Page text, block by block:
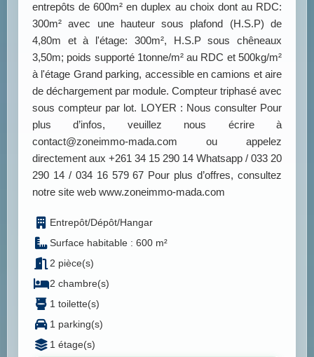
entrepôts de 600m² en duplex au choix dont au RDC:
300m² avec une hauteur sous plafond (H.S.P) de
4,80m et à l'étage: 300m², H.S.P sous chêneaux
3,50m; poids supporté 1tonne/m² au RDC et 500kg/m²
à l'étage Grand parking, accessible en camions et aire
de déchargement par module. Compteur triphasé avec
sous compteur par lot. LOYER : Nous consulter Pour
plus d’infos, veuillez nous écrire à
contact@zoneimmo-mada.com ou appelez
directement aux +261 34 15 290 14 Whatsapp / 033 20
290 14 / 034 16 579 67 Pour plus d’offres, consultez
notre site web www.zoneimmo-mada.com
Entrepôt/Dépôt/Hangar
Surface habitable : 600 m²
2 pièce(s)
2 chambre(s)
1 toilette(s)
1 parking(s)
1 étage(s)